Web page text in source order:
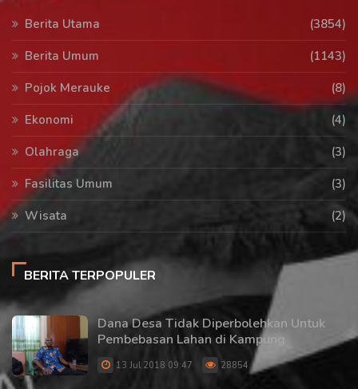
Berita Utama
(3854)
Berita Umum
(1143)
Pojok Merauke
(8)
Ekonomi
(4)
Olahraga
(3)
Fasilitas Umum
(3)
Wisata
(2)
BERITA TERPOPULER
Dana Desa Tidak Diperbolehkan Untuk
Pembebasan Lahan di Kampung
13 Jul 2018 09:47 28854